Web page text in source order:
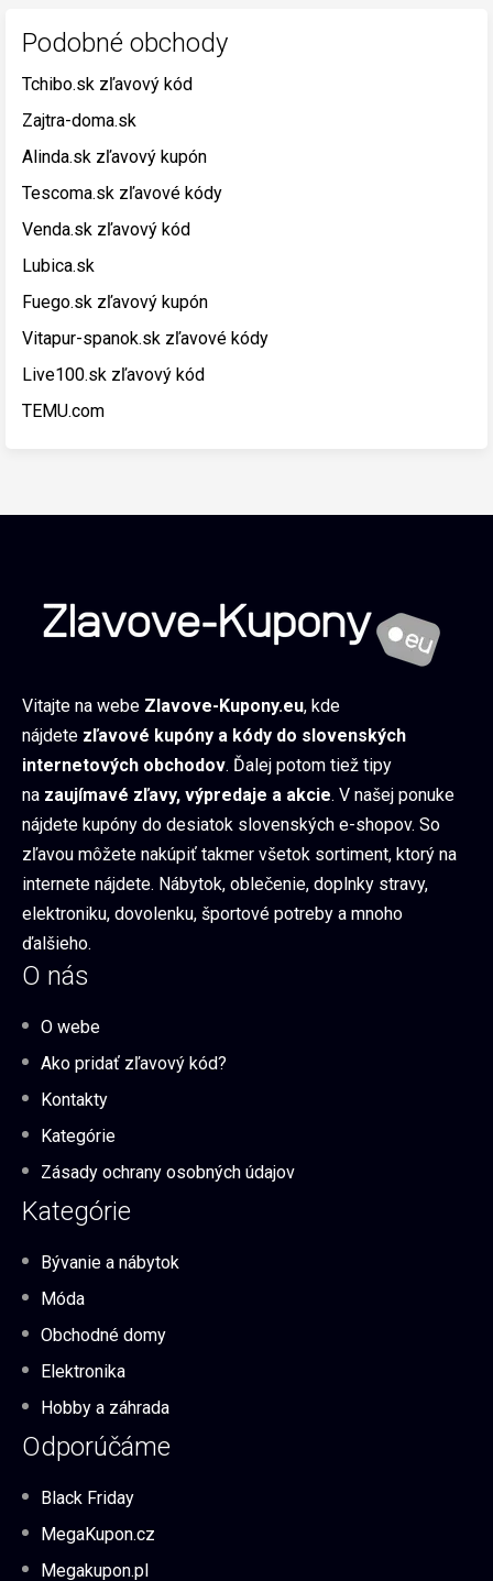
Podobné obchody
Tchibo.sk zľavový kód
Zajtra-doma.sk
Alinda.sk zľavový kupón
Tescoma.sk zľavové kódy
Venda.sk zľavový kód
Lubica.sk
Fuego.sk zľavový kupón
Vitapur-spanok.sk zľavové kódy
Live100.sk zľavový kód
TEMU.com
Vitajte na webe Zlavove-Kupony.eu, kde
nájdete zľavové kupóny a kódy do slovenských
internetových obchodov. Ďalej potom tiež tipy
na zaujímavé zľavy, výpredaje a akcie. V našej ponuke
nájdete kupóny do desiatok slovenských e-shopov. So
zľavou môžete nakúpiť takmer všetok sortiment, ktorý na
internete nájdete. Nábytok, oblečenie, doplnky stravy,
elektroniku, dovolenku, športové potreby a mnoho
ďalšieho.
O nás
O webe
Ako pridať zľavový kód?
Kontakty
Kategórie
Zásady ochrany osobných údajov
Kategórie
Bývanie a nábytok
Móda
Obchodné domy
Elektronika
Hobby a záhrada
Odporúčáme
Black Friday
MegaKupon.cz
Megakupon.pl